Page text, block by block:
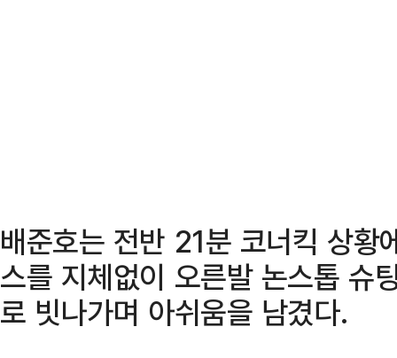
배준호는 전반 21분 코너킥 상황
스를 지체없이 오른발 논스톱 슈
로 빗나가며 아쉬움을 남겼다.